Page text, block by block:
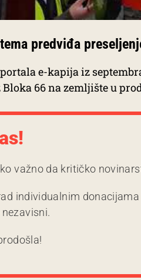
predviđa
e-kapija iz
66 na zemljište u
važno da kritičko
individualnim